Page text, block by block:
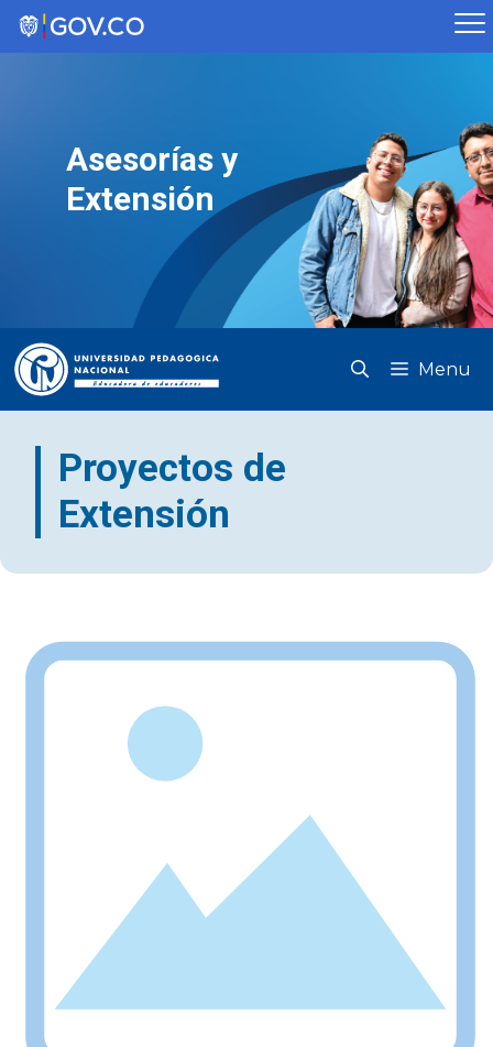
Saltar
contenido
Asesorías y
Extensión
Menu
Proyectos de
Extensión